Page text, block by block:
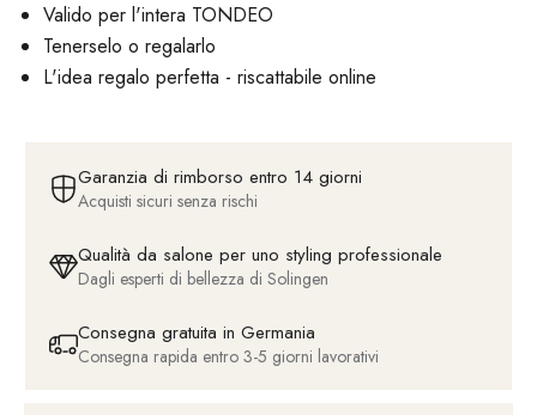
Valido per l'intera TONDEO
Tenerselo o regalarlo
L'idea regalo perfetta - riscattabile online
Garanzia di rimborso entro 14 giorni
Acquisti sicuri senza rischi
Qualità da salone per uno styling professionale
Dagli esperti di bellezza di Solingen
Consegna gratuita in Germania
Consegna rapida entro 3-5 giorni lavorativi